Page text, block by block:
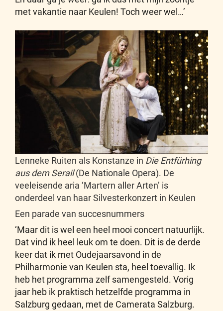
met vakantie naar Keulen! Toch weer wel…’
Lenneke Ruiten als Konstanze in Die Entfürhing
aus dem Serail(De Nationale Opera). De
veeleisende aria ‘Martern aller Arten’ is
onderdeel van haar Silvesterkonzert in Keulen
Een parade van succesnummers
‘Maar dit is wel een heel mooi concert natuurlijk.
Dat vind ik heel leuk om te doen. Dit is de derde
keer dat ik met Oudejaarsavond in de
Philharmonie van Keulen sta, heel toevallig. Ik
heb het programma zelf samengesteld. Vorig
jaar heb ik praktisch hetzelfde programma in
Salzburg gedaan, met de Camerata Salzburg.